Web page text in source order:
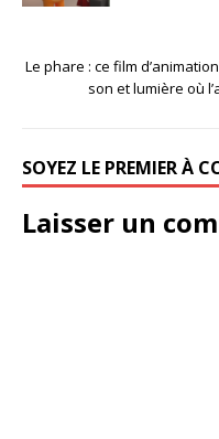
Le phare : ce film
son et lumière où
SOYEZ LE PREMIER À
Laisser un